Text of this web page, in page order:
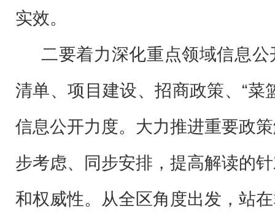
实效。
二要着力深化重点领域信息
清单、项目建设、招商政策、“菜
信息公开力度。大力推进重要政
步考虑、同步安排，提高解读的
和权威性。从全区角度出发，站